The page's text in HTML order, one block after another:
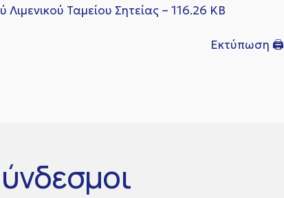
Ταμείου Σητείας – 116.26 KB
Εκτύπωση 🖨